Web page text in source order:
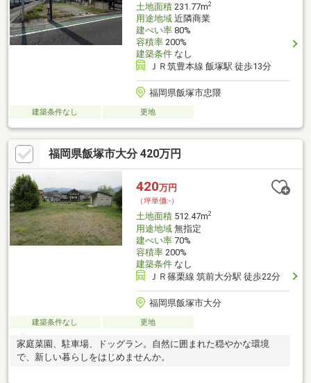
土地面積231.77m2
用途地域近隣商業
建ぺい率80%
容積率200%
建築条件なし
ＪＲ筑豊本線 飯塚駅 徒歩13分
福岡県飯塚市忠隈
建築条件なし 更地
福岡県飯塚市大分 420万円
420万円
（坪単価:-）
土地面積512.47m2
用途地域無指定
建ぺい率70%
容積率200%
建築条件なし
ＪＲ篠栗線 筑前大分駅 徒歩22分
福岡県飯塚市大分
建築条件なし 更地
家庭菜園、駐車場、ドッグラン。自然に囲まれた穏やかな環境
で、新しい暮らしをはじめませんか。